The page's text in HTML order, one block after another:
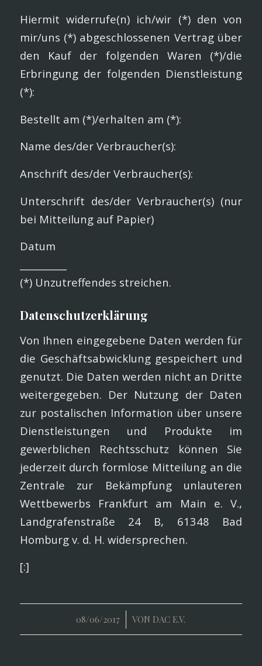
Hiermit widerrufe(n) ich/wir (*) den von
mir/uns (*) abgeschlossenen Vertrag über
den Kauf der folgenden Waren (*)/die
Erbringung der folgenden Dienstleistung
(*):
Bestellt am (*)/erhalten am (*):
Name des/der Verbraucher(s):
Anschrift des/der Verbraucher(s):
Unterschrift des/der Verbraucher(s) (nur
bei Mitteilung auf Papier)
Datum
(*) Unzutreffendes streichen.
Datenschutzerklärung
Von Ihnen eingegebene Daten werden für
die Geschäftsabwicklung gespeichert und
genutzt. Die Daten werden nicht an Dritte
weitergegeben. Der Nutzung der Daten
zur postalischen Information über unsere
Dienstleistungen und Produkte im
gewerblichen Rechtsschutz können Sie
jederzeit durch formlose Mitteilung an die
Zentrale zur Bekämpfung unlauteren
Wettbewerbs Frankfurt am Main e. V.,
Landgrafenstraße 24 B, 61348 Bad
Homburg v. d. H. widersprechen.
[:]
08/06/2017
/ VON DAC E.V.